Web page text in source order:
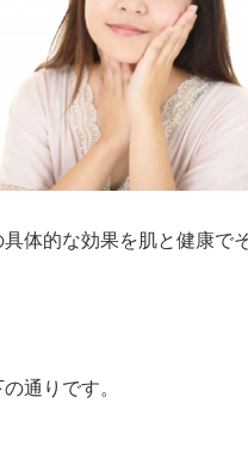
体的な効果を肌と健康で
通りです。